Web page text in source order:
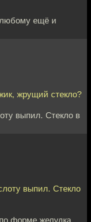
любому ещё и
жрущий стекло?
выпил. Стекло в
выпил. Стекло
форме желудка.